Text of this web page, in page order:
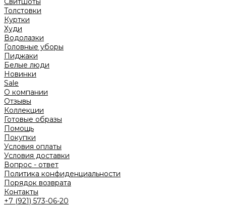
Толстовки
Куртки
Худи
Водолазки
Головные уборы
Пиджаки
Белые люди
Новинки
Sale
О компании
Отзывы
Коллекции
Готовые образы
Помощь
Покупки
Условия оплаты
Условия доставки
Вопрос - ответ
Политика конфиденциальности
Порядок возврата
Контакты
+7 (921) 573-06-20